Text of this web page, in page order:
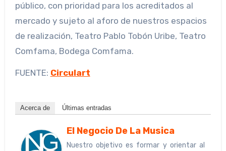
público, con prioridad para los acreditados al
mercado y sujeto al aforo de nuestros espacios
de realización, Teatro Pablo Tobón Uribe, Teatro
Comfama, Bodega Comfama.
FUENTE: Circulart
Acerca de Últimas entradas
El Negocio De La Musica
Nuestro objetivo es formar y orientar al